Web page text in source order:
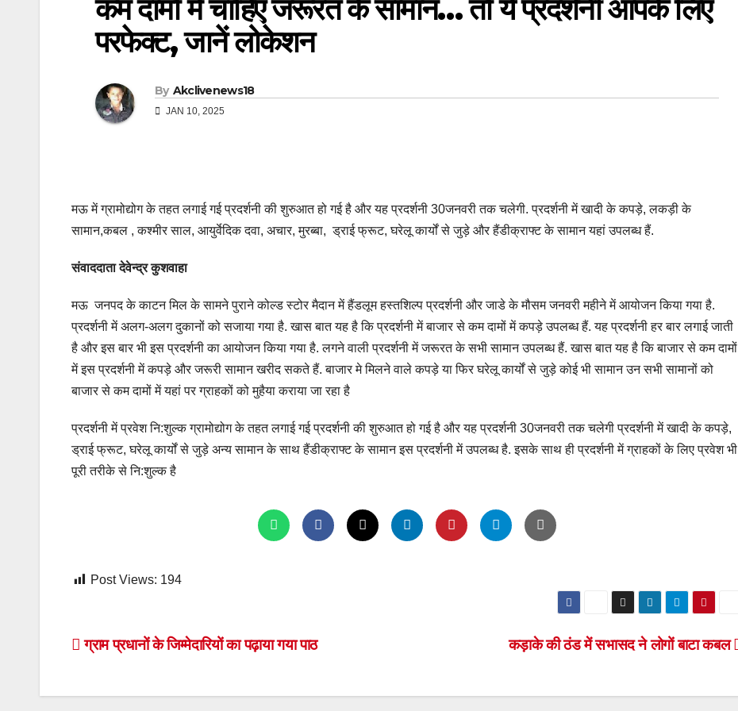
कम दामों में चाहिए जरूरत के सामान… तो ये प्रदर्शनी आपके लिए
परफेक्ट, जानें लोकेशन
By Akclivenews18
JAN 10, 2025
मऊ में ग्रामोद्योग के तहत लगाई गई प्रदर्शनी की शुरुआत हो गई है और यह प्रदर्शनी 30जनवरी तक चलेगी. प्रदर्शनी में खादी के कपड़े, लकड़ी के
सामान,कबल , कश्मीर साल, आयुर्वेदिक दवा, अचार, मुरब्बा, ड्राई फ्रूट, घरेलू कार्यों से जुड़े और हैंडीक्राफ्ट के सामान यहां उपलब्ध हैं.
संवाददाता देवेन्द्र कुशवाहा
मऊ जनपद के काटन मिल के सामने पुराने कोल्ड स्टोर मैदान में हैंडलूम हस्तशिल्प प्रदर्शनी और जाडे के मौसम जनवरी महीने में आयोजन किया गया है.
प्रदर्शनी में अलग-अलग दुकानों को सजाया गया है. खास बात यह है कि प्रदर्शनी में बाजार से कम दामों में कपड़े उपलब्ध हैं. यह प्रदर्शनी हर बार लगाई जाती
है और इस बार भी इस प्रदर्शनी का आयोजन किया गया है. लगने वाली प्रदर्शनी में जरूरत के सभी सामान उपलब्ध हैं. खास बात यह है कि बाजार से कम दामों
में इस प्रदर्शनी में कपड़े और जरूरी सामान खरीद सकते हैं. बाजार मे मिलने वाले कपड़े या फिर घरेलू कार्यों से जुड़े कोई भी सामान उन सभी सामानों को
बाजार से कम दामों में यहां पर ग्राहकों को मुहैया कराया जा रहा है
प्रदर्शनी में प्रवेश नि:शुल्क ग्रामोद्योग के तहत लगाई गई प्रदर्शनी की शुरुआत हो गई है और यह प्रदर्शनी 30जनवरी तक चलेगी प्रदर्शनी में खादी के कपड़े,
ड्राई फ्रूट, घरेलू कार्यों से जुड़े अन्य सामान के साथ हैंडीक्राफ्ट के सामान इस प्रदर्शनी में उपलब्ध है. इसके साथ ही प्रदर्शनी में ग्राहकों के लिए प्रवेश भी
पूरी तरीके से नि:शुल्क है
Post Views: 194
Post
कड़ाके की ठंड में सभासद ने लोगों बाटा कबल
ग्राम प्रधानों के जिम्मेदारियों का पढ़ाया गया पाठ